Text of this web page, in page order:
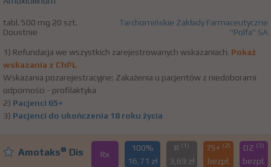
tabl. 500 mg 20 szt.
Doustnie
Tarchomińskie Zakłady Farmaceutyczne
"Polfa" SA
1) Refundacja we wszystkich zarejestrowanych wskazaniach. Pokaż
wskazania z ChPL
Wskazania pozarejestracyjne: Zakażenia u pacjentów z niedoborami
odporności - profilaktyka
2) Pacjenci 65+
3) Pacjenci do ukończenia 18 roku życia
Amotaks® Dis Rx
100%
16,71 zł
R (1)
3,69 zł
75+ (2)
bezpł.
DZ (3)
bezpł.